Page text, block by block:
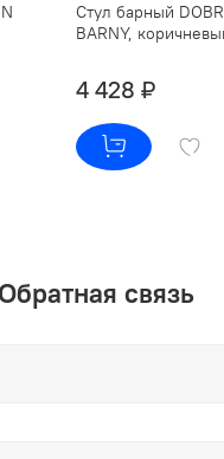
Стул барный
BARNY,
4 428 ₽
Обратная связь